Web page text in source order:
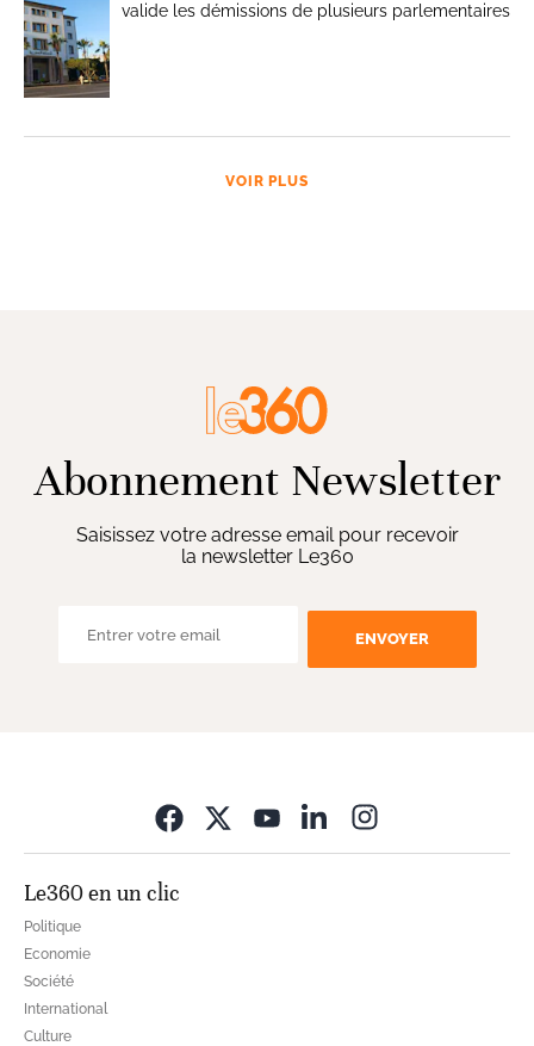
valide les démissions de plusieurs parlementaires
VOIR PLUS
Abonnement Newsletter
Saisissez votre adresse email pour recevoir
la newsletter Le360
ENVOYER
Le360 en un clic
Politique
Economie
Société
International
Culture